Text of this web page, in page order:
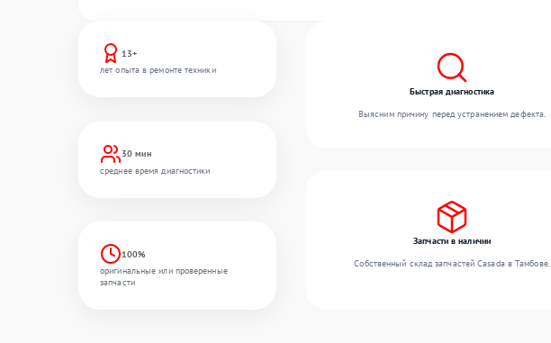
13+
лет опыта в ремонте техники
30 мин
среднее время диагностики
100%
оригинальные или проверенные
запчасти
Быстрая диагностика
Выясним причину перед устранением дефекта.
Запчасти в наличии
Собственный склад запчастей Casada в Тамбове.